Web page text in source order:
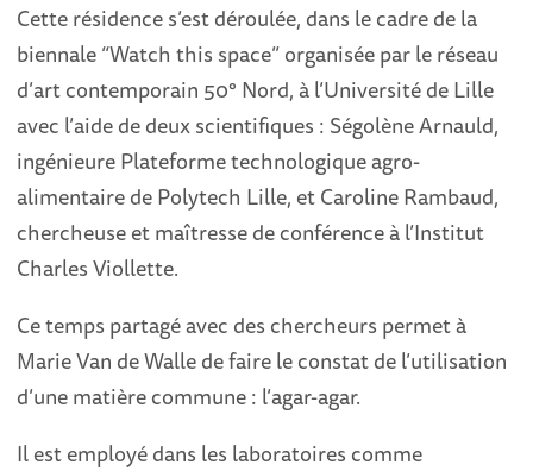
Cette résidence s’est déroulée, dans le cadre de la
biennale “Watch this space” organisée par le réseau
d’art contemporain 50° Nord, à l’Université de Lille
avec l’aide de deux scientifiques : Ségolène Arnauld,
ingénieure Plateforme technologique agro-
alimentaire de Polytech Lille, et Caroline Rambaud,
chercheuse et maîtresse de conférence à l’Institut
Charles Viollette.
Ce temps partagé avec des chercheurs permet à
Marie Van de Walle de faire le constat de l’utilisation
d’une matière commune : l’agar-agar.
Il est employé dans les laboratoires comme